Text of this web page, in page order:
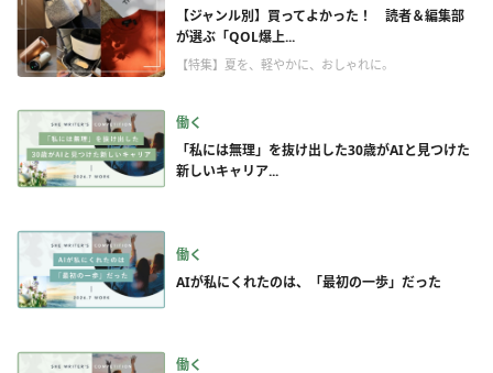
【ジャンル別】買ってよかった！ 読者＆編集部
が選ぶ「QOL爆上...
【特集】夏を、軽やかに、おしゃれに。
働く
「私には無理」を抜け出した30歳がAIと見つけた
新しいキャリア...
働く
AIが私にくれたのは、「最初の一歩」だった
働く